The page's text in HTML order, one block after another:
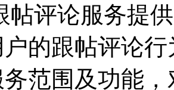
帖评论服务提
的跟帖评论
范围及功能